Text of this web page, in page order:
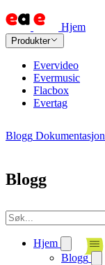
Hjem
Produkter
Evervideo
Evermusic
Flacbox
Evertag
Blogg Dokumentasjon
Hjem
Blogg
Blogg